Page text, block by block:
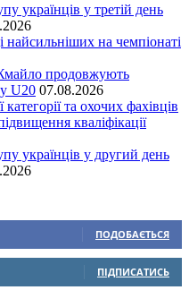
українців у третій день
на чемпіонаті
продовжують
U20 07.08.2026
та охочих фахівців
кваліфікації
українців у другий день
ПОДОБАЄТЬСЯ
ПІДПИСАТИСЬ